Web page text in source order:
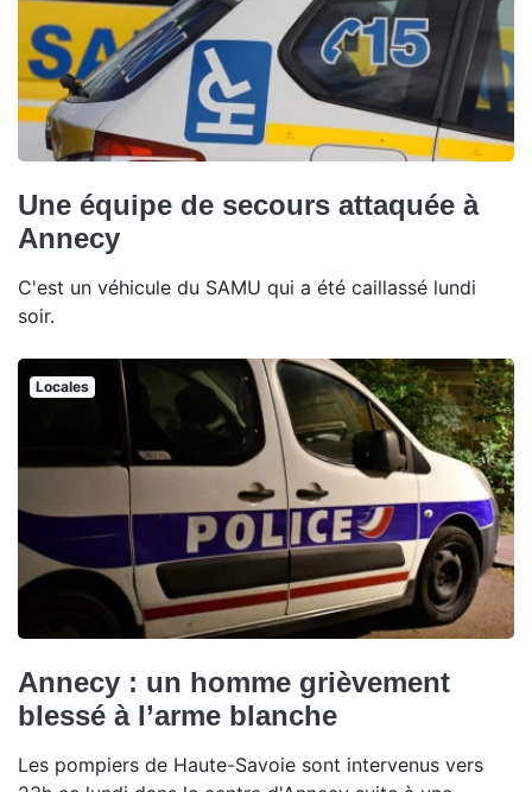
Une équipe de secours attaquée à
Annecy
C'est un véhicule du SAMU qui a été caillassé lundi
soir.
Locales
Annecy : un homme grièvement
blessé à l’arme blanche
Les pompiers de Haute-Savoie sont intervenus vers